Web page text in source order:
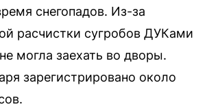
снегопадов. Из-за
расчистки сугробов ДУКами
могла заехать во дворы.
зарегистрировано около